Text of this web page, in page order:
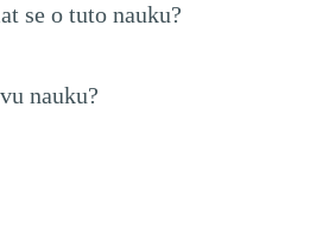
se o tuto nauku?
nauku?